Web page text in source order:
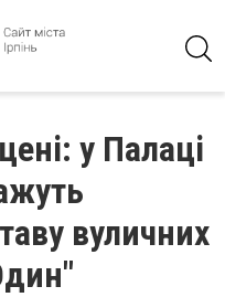
у Палаці
вуличних